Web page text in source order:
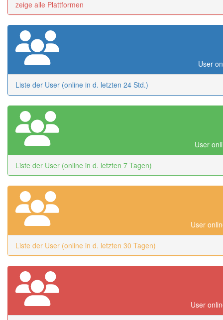
zeige alle Plattformen
User
Liste der User (online in d. letzten 24 Std.)
User
Liste der User (online in d. letzten 7 Tagen)
User
Liste der User (online in d. letzten 30 Tagen)
User